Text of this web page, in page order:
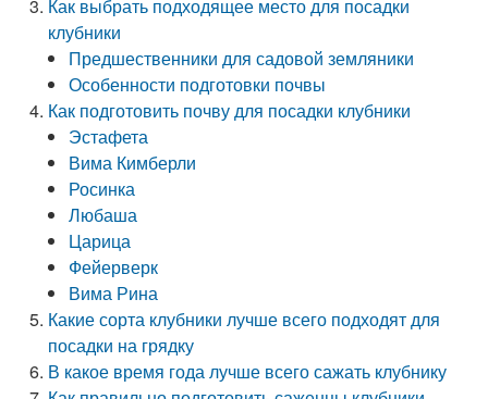
Как выбрать подходящее место для посадки
клубники
Предшественники для садовой земляники
Особенности подготовки почвы
Как подготовить почву для посадки клубники
Эстафета
Вима Кимберли
Росинка
Любаша
Царица
Фейерверк
Вима Рина
Какие сорта клубники лучше всего подходят для
посадки на грядку
В какое время года лучше всего сажать клубнику